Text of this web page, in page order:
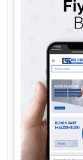
etkili bir
yüksek
hassasiyetle
Ergonomik
mükemmel
maksimum
üretilmiş
tanır.TPC
bonding ve
yardımcıdır.